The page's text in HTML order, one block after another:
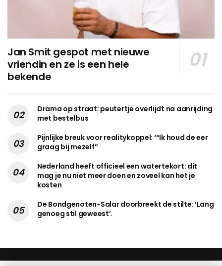
Jan Smit gespot met nieuwe
vriendin en ze is een hele
bekende
Drama op straat: peutertje overlijdt na aanrijding
met bestelbus
Pijnlijke breuk voor realitykoppel: ‘“Ik houd de eer
graag bij mezelf”
Nederland heeft officieel een watertekort: dit
mag je nu niet meer doen en zoveel kan het je
kosten
De Bondgenoten-Salar doorbreekt de stilte: ‘Lang
genoeg stil geweest’.